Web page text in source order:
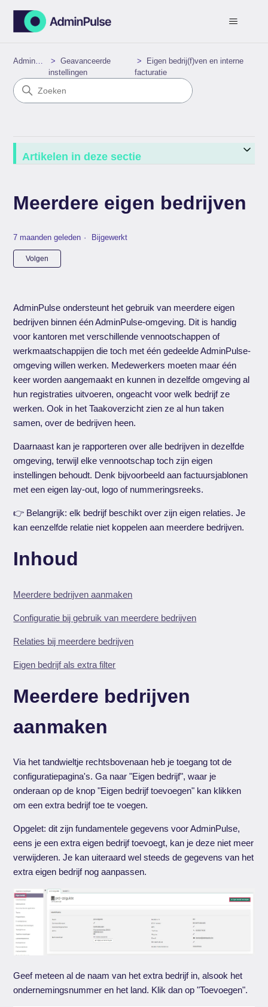
AdminPulse
Geavanceerde
instellingen
Eigen bedrij(f)ven en interne
facturatie
Artikelen in deze sectie
Meerdere eigen bedrijven
7 maanden geleden Bijgewerkt
Volgen
AdminPulse ondersteunt het gebruik van meerdere eigen
bedrijven binnen één AdminPulse-omgeving. Dit is handig
voor kantoren met verschillende vennootschappen of
werkmaatschappijen die toch met één gedeelde AdminPulse-
omgeving willen werken. Medewerkers moeten maar één
keer worden aangemaakt en kunnen in dezelfde omgeving al
hun registraties uitvoeren, ongeacht voor welk bedrijf ze
werken. Ook in het Taakoverzicht zien ze al hun taken
samen, over de bedrijven heen.
Daarnaast kan je rapporteren over alle bedrijven in dezelfde
omgeving, terwijl elke vennootschap toch zijn eigen
instellingen behoudt. Denk bijvoorbeeld aan factuursjablonen
met een eigen lay-out, logo of nummeringsreeks.
👉 Belangrijk: elk bedrijf beschikt over zijn eigen relaties. Je
kan eenzelfde relatie niet koppelen aan meerdere bedrijven.
Inhoud
Meerdere bedrijven aanmaken
Configuratie bij gebruik van meerdere bedrijven
Relaties bij meerdere bedrijven
Eigen bedrijf als extra filter
Meerdere bedrijven
aanmaken
Via het tandwieltje rechtsbovenaan heb je toegang tot de
configuratiepagina's. Ga naar "Eigen bedrijf", waar je
onderaan op de knop "Eigen bedrijf toevoegen" kan klikken
om een extra bedrijf toe te voegen.
Opgelet: dit zijn fundamentele gegevens voor AdminPulse,
eens je een extra eigen bedrijf toevoegt, kan je deze niet meer
verwijderen. Je kan uiteraard wel steeds de gegevens van het
extra eigen bedrijf nog aanpassen.
Geef meteen al de naam van het extra bedrijf in, alsook het
ondernemingsnummer en het land. Klik dan op "Toevoegen".